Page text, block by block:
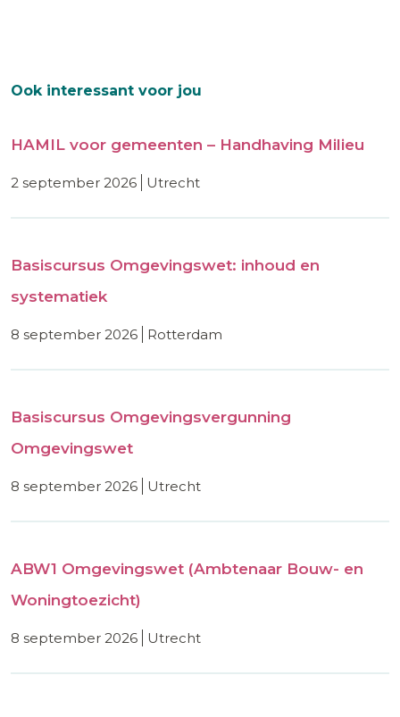
Ook interessant voor jou
HAMIL voor gemeenten – Handhaving Milieu
2 september 2026 utrecht
Basiscursus Omgevingswet: inhoud en
systematiek
8 september 2026 rotterdam
Basiscursus Omgevingsvergunning
Omgevingswet
8 september 2026 utrecht
ABW1 Omgevingswet (Ambtenaar Bouw- en
Woningtoezicht)
8 september 2026 utrecht